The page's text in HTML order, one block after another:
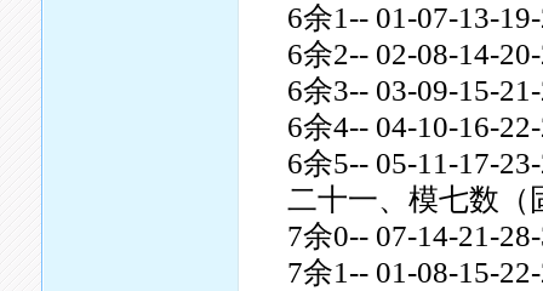
6余1-- 01-07-13-
6余2-- 02-08-14-
6余3-- 03-09-15-
6余4-- 04-10-16-
6余5-- 05-11-17-
二十一、模七数（
7余0-- 07-14-21-
7余1-- 01-08-15-